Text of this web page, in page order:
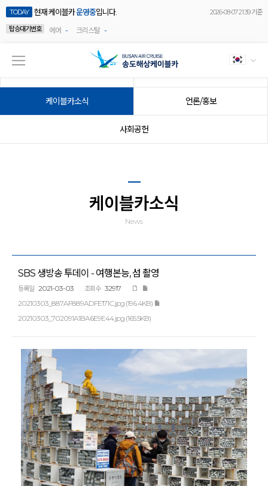
TODAY 현재 케이블카운영중입니다.
2026-08-07 21:39 기준
탑승대기번호
에어 - 크리스탈 -
케이블카소식 언론/홍보
사회공헌
케이블카소식
News
SBS 생방송 투데이 - 여행본능, 섬 촬영
등록일 2021-03-03 조회수 32917
20210303_887AF889ADFE171C.jpg (196.4KB)
20210303_702091A1BA6E9E44.jpg (165.5KB)